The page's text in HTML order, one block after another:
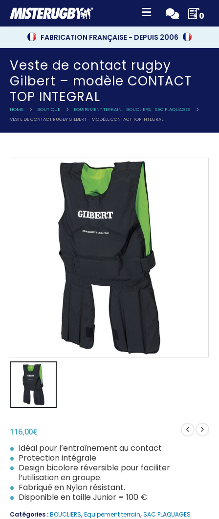
0
FABRICATION FRANÇAISE - DEPUIS 2006
Veste de contact rugby
Gilbert – modèle CONTACT
TOP INTEGRAL
HOME BOUTIQUE EQUIPEMENT TERRAIN, BOUCLIERS, SAC PLAQUAGES
VESTE DE CONTACT RUGBY GILBERT – MODÈLE CONTACT TOP INTEGRAL
116,00€
Idéal pour l’entraînement au contact
Protection intégrale
Design bicolore réversible pour faciliter
l’utilisation en groupe.
Fabriqué en Nylon résistant.
Disponible en taille Junior = 100 €
Catégories :BOUCLIERS,Equipement terrain,SAC PLAQUAGES